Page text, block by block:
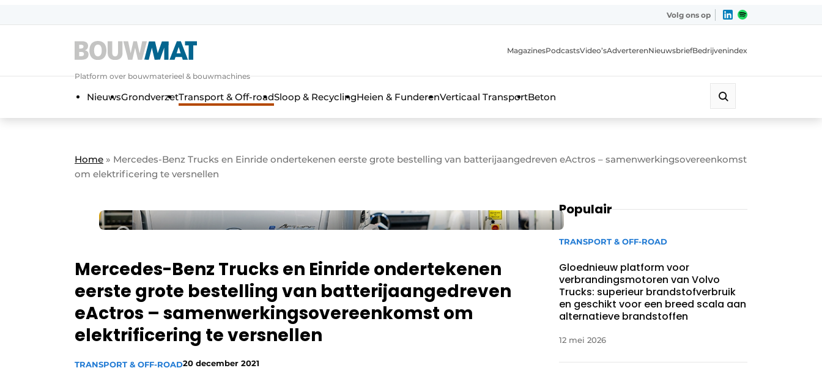
Algemene voorwaarden
BedrijvenAanmeldenAanmelden FR
Bedankt voor de aanmelding
Bedankt voor de aanmelding FR
Bedrijven
Bouwmat | Platform over bouwmaterieel & bouwmachines
Direct contact
Nieuwsbrief
Privacy / Cookie statement
Vacature aanmelden
Vacatures
Video’s
Volg ons op
Platform over bouwmaterieel & bouwmachines
MagazinesPodcastsVideo’sAdverterenNieuwsbriefBedrijvenindex
NieuwsGrondverzetTransport & Off-roadSloop & RecyclingHeien & FunderenVerticaal TransportBeton
Home » Mercedes-Benz Trucks en Einride ondertekenen eerste grote bestelling van batterijaangedreven eActros – samenwerkingsovereenkomst
om elektrificering te versnellen
Mercedes-Benz Trucks en Einride ondertekenen
eerste grote bestelling van batterijaangedreven
eActros – samenwerkingsovereenkomst om
elektrificering te versnellen
TRANSPORT & OFF-ROAD20 december 2021
Populair
TRANSPORT & OFF-ROAD
Gloednieuw platform voor
verbrandingsmotoren van Volvo
Trucks: superieur brandstofverbruik
en geschikt voor een breed scala aan
alternatieve brandstoffen
12 mei 2026